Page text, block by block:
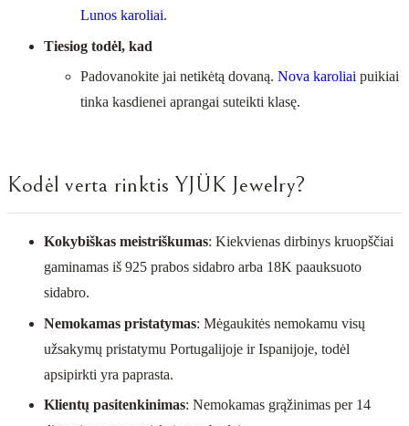
Lunos karoliai.
Tiesiog todėl, kad
Padovanokite jai netikėtą dovaną. Nova karoliai puikiai
tinka kasdienei aprangai suteikti klasę.
Kodėl verta rinktis YJÜK Jewelry?
Kokybiškas meistriškumas: Kiekvienas dirbinys kruopščiai
gaminamas iš 925 prabos sidabro arba 18K paauksuoto
sidabro.
Nemokamas pristatymas: Mėgaukitės nemokamu visų
užsakymų pristatymu Portugalijoje ir Ispanijoje, todėl
apsipirkti yra paprasta.
Klientų pasitenkinimas: Nemokamas grąžinimas per 14